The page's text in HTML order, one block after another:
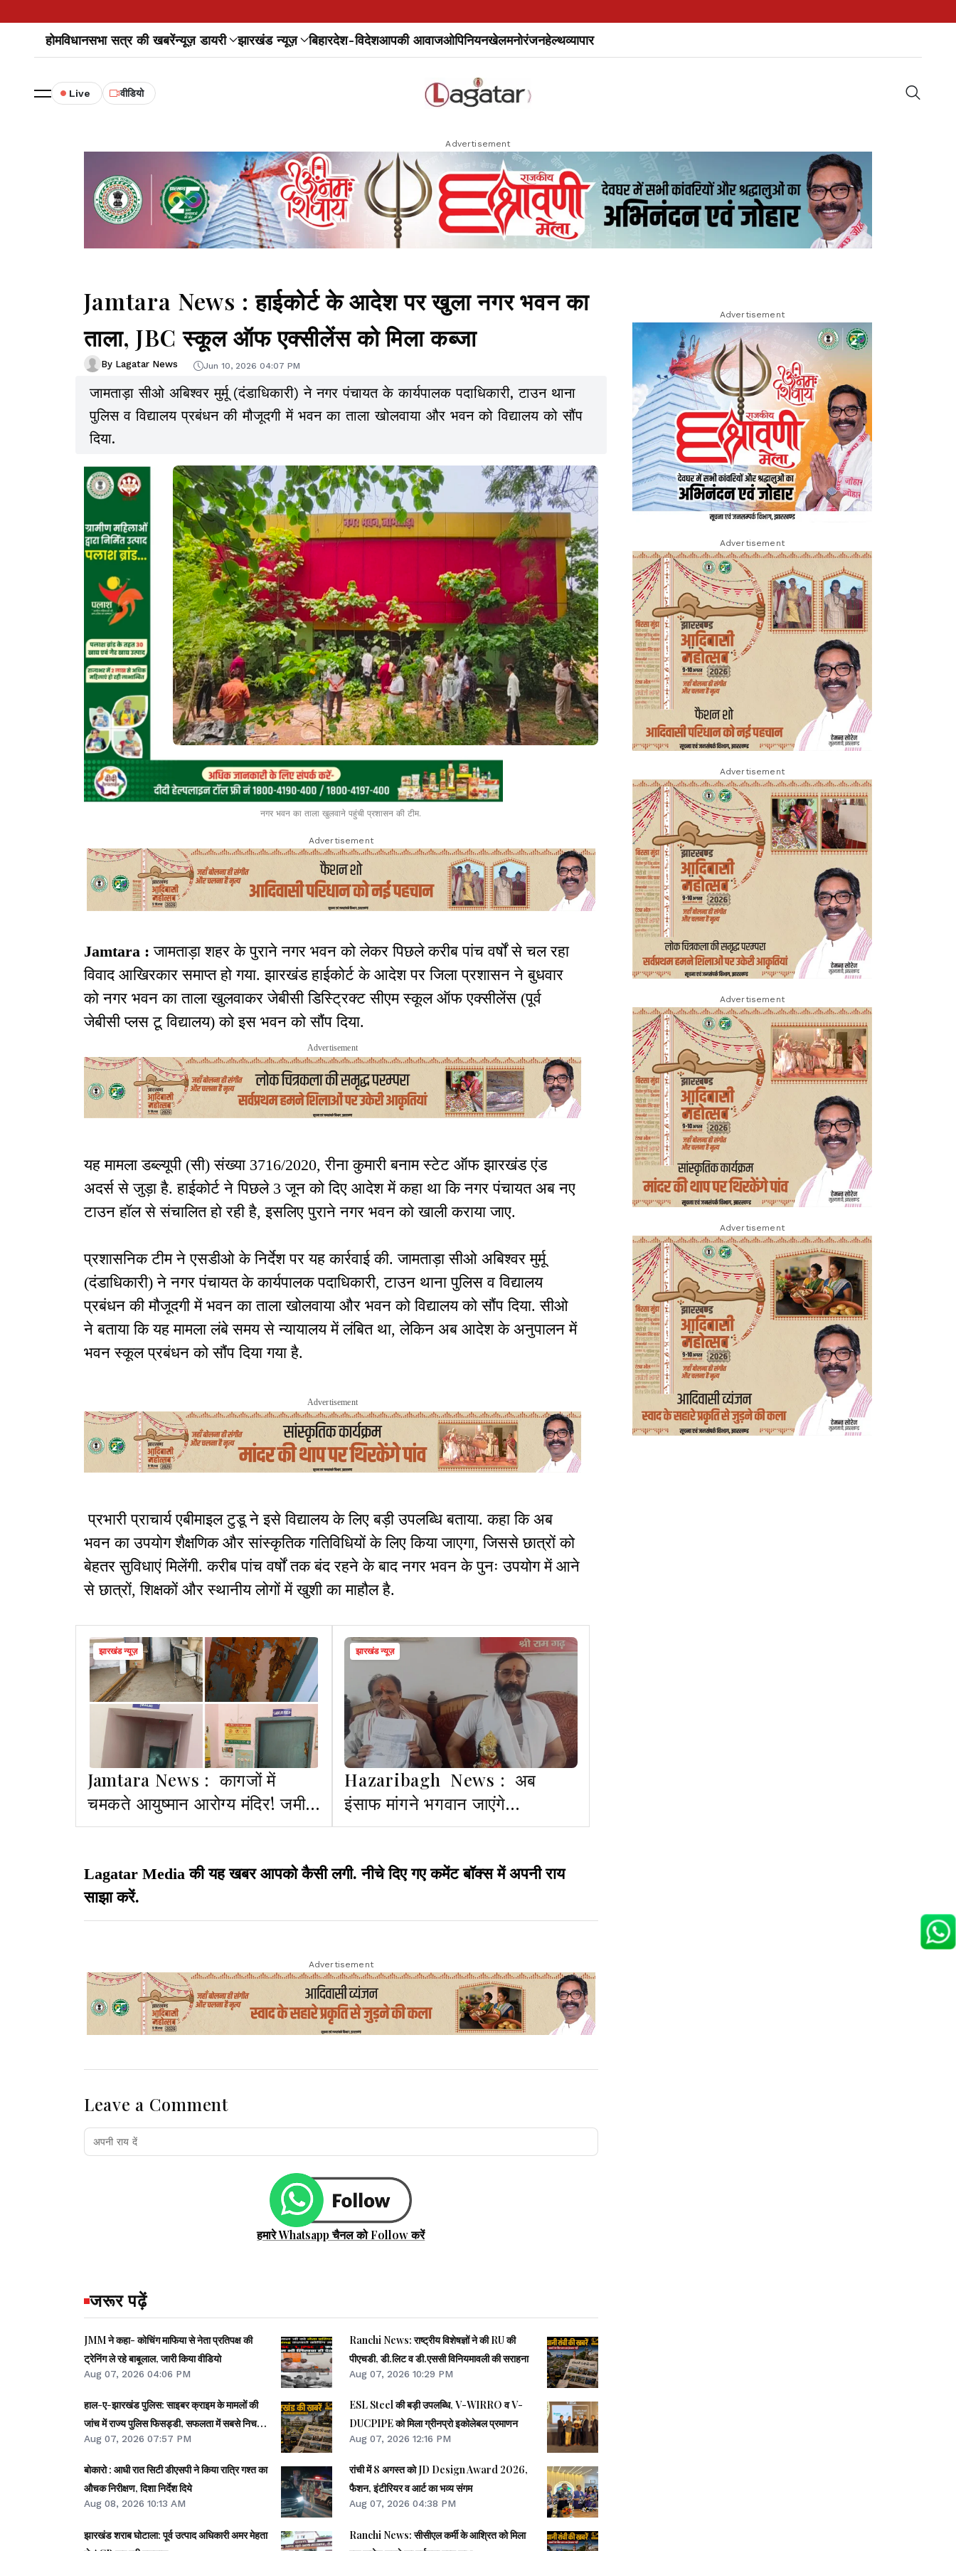
होमविधानसभा सत्र की खबरेंन्यूज़ डायरी झारखंड न्यूज़ बिहारदेश-विदेशआपकी आवाजओपिनियनखेलमनोरंजनहेल्थव्यापार
Live वीडियो
Advertisement
Jamtara News : हाईकोर्ट के आदेश पर खुला नगर भवन का
ताला, JBC स्कूल ऑफ एक्सीलेंस को मिला कब्जा
By Lagatar News Jun 10, 2026 04:07 PM
जामताड़ा सीओ अबिश्वर मुर्मू (दंडाधिकारी) ने नगर पंचायत के कार्यपालक पदाधिकारी, टाउन थाना
पुलिस व विद्यालय प्रबंधन की मौजूदगी में भवन का ताला खोलवाया और भवन को विद्यालय को सौंप
दिया.
नगर भवन का ताला खुलवाने पहुंची प्रशासन की टीम.
Advertisement
Jamtara :जामताड़ा शहर के पुराने नगर भवन को लेकर पिछले करीब पांच वर्षों से चल रहा
विवाद आखिरकार समाप्त हो गया. झारखंड हाईकोर्ट के आदेश पर जिला प्रशासन ने बुधवार
को नगर भवन का ताला खुलवाकर जेबीसी डिस्ट्रिक्ट सीएम स्कूल ऑफ एक्सीलेंस (पूर्व
जेबीसी प्लस टू विद्यालय) को इस भवन को सौंप दिया.
Advertisement
यह मामला डब्ल्यूपी (सी) संख्या 3716/2020, रीना कुमारी बनाम स्टेट ऑफ झारखंड एंड
अदर्स से जुड़ा है. हाईकोर्ट ने पिछले 3 जून को दिए आदेश में कहा था कि नगर पंचायत अब नए
टाउन हॉल से संचालित हो रही है, इसलिए पुराने नगर भवन को खाली कराया जाए.
प्रशासनिक टीम ने एसडीओ के निर्देश पर यह कार्रवाई की. जामताड़ा सीओ अबिश्वर मुर्मू
(दंडाधिकारी) ने नगर पंचायत के कार्यपालक पदाधिकारी, टाउन थाना पुलिस व विद्यालय
प्रबंधन की मौजूदगी में भवन का ताला खोलवाया और भवन को विद्यालय को सौंप दिया. सीओ
ने बताया कि यह मामला लंबे समय से न्यायालय में लंबित था, लेकिन अब आदेश के अनुपालन में
भवन स्कूल प्रबंधन को सौंप दिया गया है.
Advertisement
प्रभारी प्राचार्य एबीमाइल टुडू ने इसे विद्यालय के लिए बड़ी उपलब्धि बताया. कहा कि अब
भवन का उपयोग शैक्षणिक और सांस्कृतिक गतिविधियों के लिए किया जाएगा, जिससे छात्रों को
बेहतर सुविधाएं मिलेंगी. करीब पांच वर्षों तक बंद रहने के बाद नगर भवन के पुनः उपयोग में आने
से छात्रों, शिक्षकों और स्थानीय लोगों में खुशी का माहौल है.
झारखंड न्यूज़
Jamtara News : कागजों में
चमकते आयुष्मान आरोग्य मंदिर! जमीनी
हकीकत में बदहाल व्यवस्था
झारखंड न्यूज़
Hazaribagh News : अब
इंसाफ मांगने भगवान जाएंगे
समाहरणालय : महंत विजयानंद
Lagatar Media की यह खबर आपको कैसी लगी. नीचे दिए गए कमेंट बॉक्स में अपनी राय
साझा करें.
Advertisement
Leave a Comment
हमारे Whatsapp चैनल को Follow करें
जरूर पढ़ें
JMM ने कहा- कोचिंग माफिया से नेता प्रतिपक्ष की
ट्रेनिंग ले रहे बाबूलाल, जारी किया वीडियो
Aug 07, 2026 04:06 PM
हाल-ए-झारखंड पुलिस: साइबर क्राइम के मामलों की
जांच में राज्य पुलिस फिसड्डी, सफलता में सबसे निचले
पायदान पर
Aug 07, 2026 07:57 PM
बोकारो : आधी रात सिटी डीएसपी ने किया रात्रि गश्त का
औचक निरीक्षण, दिशा निर्देश दिये
Aug 08, 2026 10:13 AM
झारखंड शराब घोटाला: पूर्व उत्पाद अधिकारी अमर मेहता
Ranchi News: राष्ट्रीय विशेषज्ञों ने की RU की
पीएचडी, डी.लिट व डी.एससी विनियमावली की सराहना
Aug 07, 2026 10:29 PM
ESL Steel की बड़ी उपलब्धि, V-WIRRO व V-
DUCPIPE को मिला ग्रीनप्रो इकोलेबल प्रमाणन
Aug 07, 2026 12:16 PM
रांची में 8 अगस्त को JD Design Award 2026,
फैशन, इंटीरियर व आर्ट का भव्य संगम
Aug 07, 2026 04:38 PM
Ranchi News: सीसीएल कर्मी के आश्रित को मिला
Advertisement
Advertisement
Advertisement
Advertisement
Advertisement